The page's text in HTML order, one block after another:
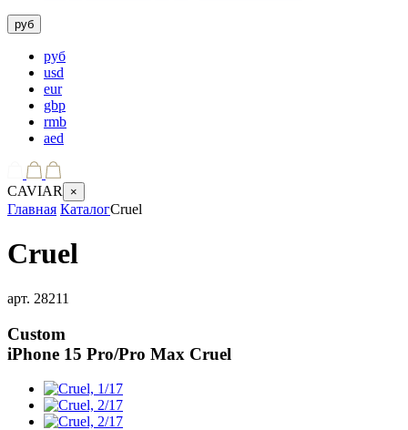
руб
руб
usd
eur
gbp
rmb
aed
CAVIAR ×
Главная КаталогCruel
Cruel
арт. 28211
Custom
iPhone 15 Pro/Pro Max Cruel